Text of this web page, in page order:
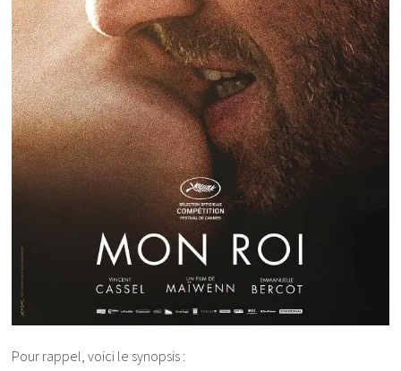
Pour rappel, voici le synopsis :